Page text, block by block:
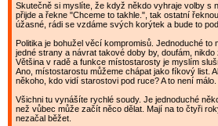
Skutečně si myslíte, že když někdo vyhraje volby s
přijde a řekne "Chceme to takhle.", tak ostatní
úžasné, rádi se vzdáme svých korýtek a bude to
Politika je bohužel věcí kompromisů. Jednoduché to
jedné strany a návrat takové doby by, doufám, nikdo
Většina v radě a funkce místostarosty je myslím
Ano, místostarostu můžeme chápat jako fíkový list.
někoho, kdo vidí starostovi pod ruce? A to není málo.
Všichni tu vynášíte rychlé soudy. Je jednoduché
než vůbec může začít něco dělat. Mají na to čtyři
nezačal běžet.